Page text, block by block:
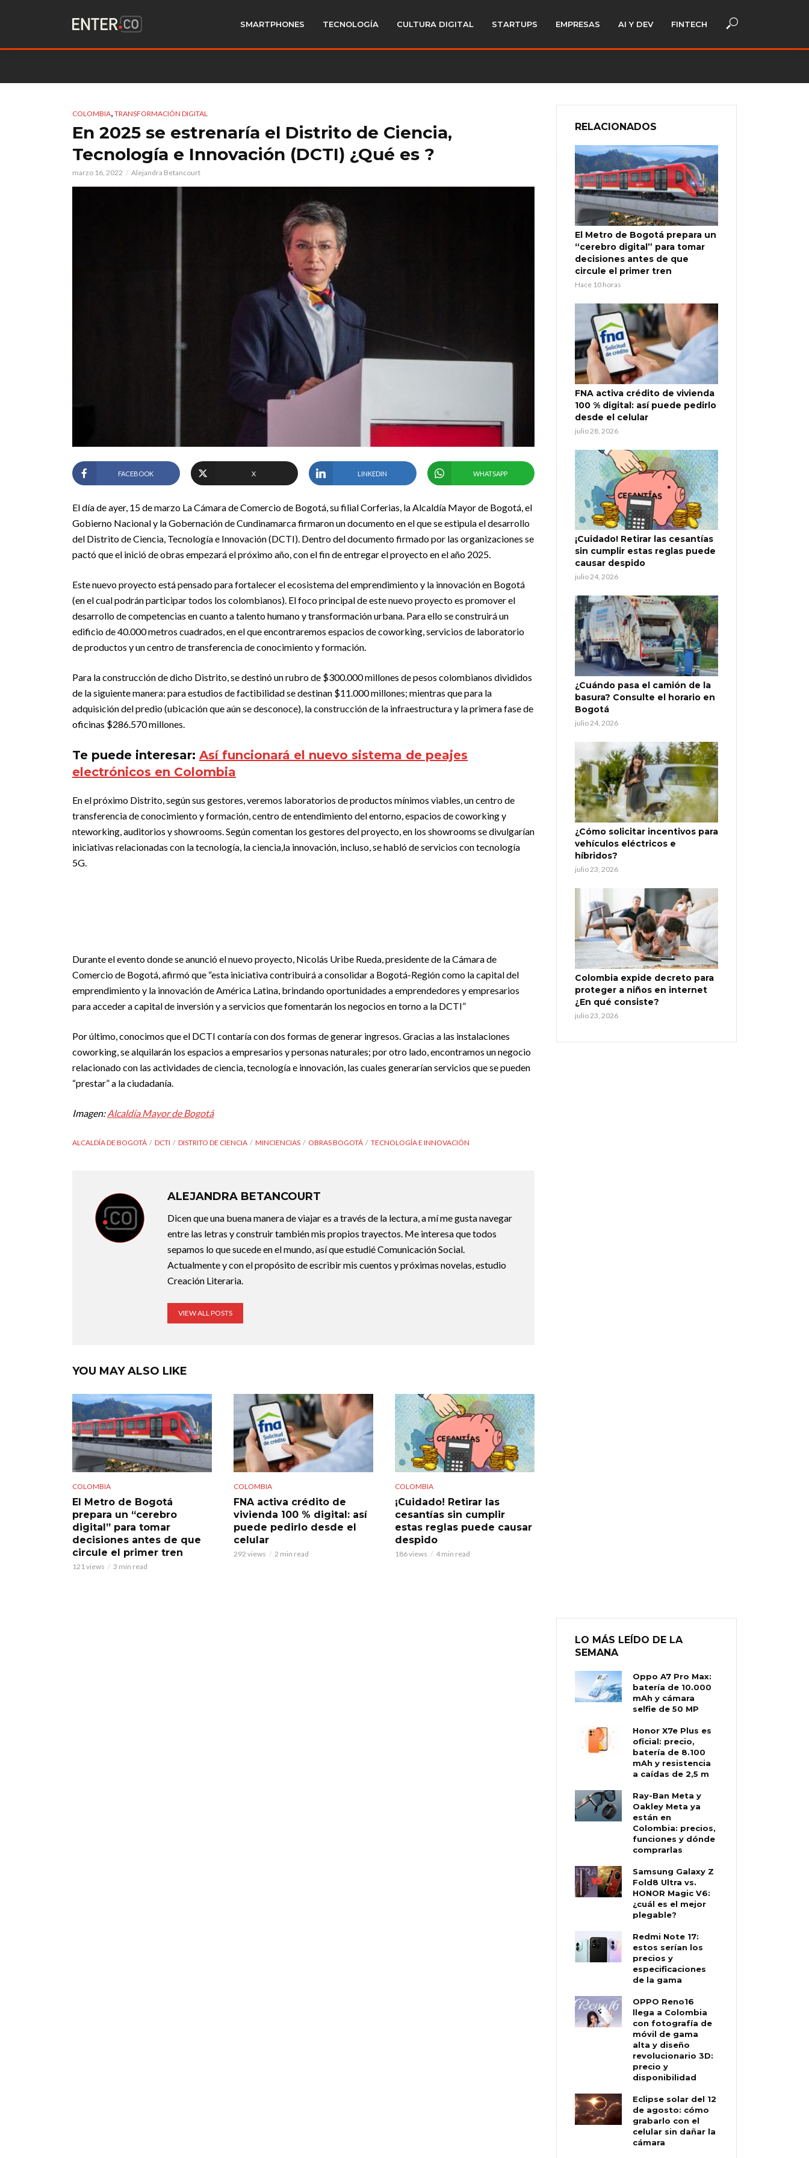
SMARTPHONES TECNOLOGÍA CULTURA DIGITAL STARTUPS EMPRESAS AI Y DEV FINTECH
COLOMBIA, TRANSFORMACIÓN DIGITAL
En 2025 se estrenaría el Distrito de Ciencia,
Tecnología e Innovación (DCTI) ¿Qué es ?
marzo 16, 2022 Alejandra Betancourt
FACEBOOK X LINKEDIN WHATSAPP
El día de ayer, 15 de marzo La Cámara de Comercio de Bogotá, su filial Corferias, la Alcaldía Mayor de Bogotá, el
Gobierno Nacional y la Gobernación de Cundinamarca firmaron un documento en el que se estipula el desarrollo
del Distrito de Ciencia, Tecnología e Innovación (DCTI). Dentro del documento firmado por las organizaciones se
pactó que el inició de obras empezará el próximo año, con el fin de entregar el proyecto en el año 2025.
Este nuevo proyecto está pensado para fortalecer el ecosistema del emprendimiento y la innovación en Bogotá
(en el cual podrán participar todos los colombianos). El foco principal de este nuevo proyecto es promover el
desarrollo de competencias en cuanto a talento humano y transformación urbana. Para ello se construirá un
edificio de 40.000 metros cuadrados, en el que encontraremos espacios de coworking, servicios de laboratorio
de productos y un centro de transferencia de conocimiento y formación.
Para la construcción de dicho Distrito, se destinó un rubro de $300.000 millones de pesos colombianos divididos
de la siguiente manera: para estudios de factibilidad se destinan $11.000 millones; mientras que para la
adquisición del predio (ubicación que aún se desconoce), la construcción de la infraestructura y la primera fase de
oficinas $286.570 millones.
Te puede interesar: Así funcionará el nuevo sistema de peajes
electrónicos en Colombia
En el próximo Distrito, según sus gestores, veremos laboratorios de productos mínimos viables, un centro de
transferencia de conocimiento y formación, centro de entendimiento del entorno, espacios de coworking y
nteworking, auditorios y showrooms. Según comentan los gestores del proyecto, en los showrooms se divulgarían
iniciativas relacionadas con la tecnología, la ciencia,la innovación, incluso, se habló de servicios con tecnología
5G.
Durante el evento donde se anunció el nuevo proyecto, Nicolás Uribe Rueda, presidente de la Cámara de
Comercio de Bogotá, afirmó que “esta iniciativa contribuirá a consolidar a Bogotá-Región como la capital del
emprendimiento y la innovación de América Latina, brindando oportunidades a emprendedores y empresarios
para acceder a capital de inversión y a servicios que fomentarán los negocios en torno a la DCTI”
Por último, conocimos que el DCTI contaría con dos formas de generar ingresos. Gracias a las instalaciones
coworking, se alquilarán los espacios a empresarios y personas naturales; por otro lado, encontramos un negocio
relacionado con las actividades de ciencia, tecnología e innovación, las cuales generarían servicios que se pueden
“prestar” a la ciudadanía.
Imagen:Alcaldía Mayor de Bogotá
ALCALDÍA DE BOGOTÁ DCTI DISTRITO DE CIENCIA MINCIENCIAS OBRAS BOGOTÁ TECNOLOGÍA E INNOVACIÓN
ALEJANDRA BETANCOURT
Dicen que una buena manera de viajar es a través de la lectura, a mí me gusta navegar
entre las letras y construir también mis propios trayectos. Me interesa que todos
sepamos lo que sucede en el mundo, así que estudié Comunicación Social.
Actualmente y con el propósito de escribir mis cuentos y próximas novelas, estudio
Creación Literaria.
VIEW ALL POSTS
YOU MAY ALSO LIKE
COLOMBIA
El Metro de Bogotá
prepara un “cerebro
digital” para tomar
decisiones antes de que
circule el primer tren
121 views 3 min read
COLOMBIA
FNA activa crédito de
vivienda 100 % digital: así
puede pedirlo desde el
celular
292 views 2 min read
COLOMBIA
¡Cuidado! Retirar las
cesantías sin cumplir
estas reglas puede causar
despido
186 views 4 min read
RELACIONADOS
El Metro de Bogotá prepara un
“cerebro digital” para tomar
decisiones antes de que
circule el primer tren
Hace 10 horas
FNA activa crédito de vivienda
100 % digital: así puede pedirlo
desde el celular
julio 28, 2026
¡Cuidado! Retirar las cesantías
sin cumplir estas reglas puede
causar despido
julio 24, 2026
¿Cuándo pasa el camión de la
basura? Consulte el horario en
Bogotá
julio 24, 2026
¿Cómo solicitar incentivos para
vehículos eléctricos e
híbridos?
julio 23, 2026
Colombia expide decreto para
proteger a niños en internet
¿En qué consiste?
julio 23, 2026
LO MÁS LEÍDO DE LA
SEMANA
Oppo A7 Pro Max:
batería de 10.000
mAh y cámara
selfie de 50 MP
Honor X7e Plus es
oficial: precio,
batería de 8.100
mAh y resistencia
a caídas de 2,5 m
Ray-Ban Meta y
Oakley Meta ya
están en
Colombia: precios,
funciones y dónde
comprarlas
Samsung Galaxy Z
Fold8 Ultra vs.
HONOR Magic V6:
¿cuál es el mejor
plegable?
Redmi Note 17:
estos serían los
precios y
especificaciones
de la gama
OPPO Reno16
llega a Colombia
con fotografía de
móvil de gama
alta y diseño
revolucionario 3D:
precio y
disponibilidad
Eclipse solar del 12
de agosto: cómo
grabarlo con el
celular sin dañar la
cámara